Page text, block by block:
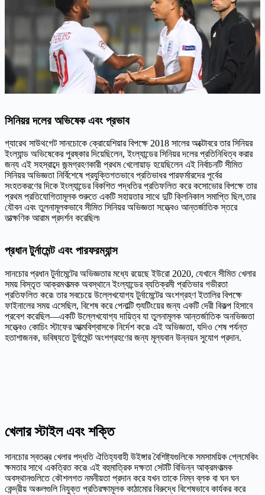
সিনিয়র দলের অভিষেক এবং প্রভাব
গ্যারেথ সাউথগেট সানচোকে ক্রোয়েশিয়ার বিপক্ষে 2018 সালের অক্টোবরে তার সিনিয়র
ইংল্যান্ড অভিষেকের পুরষ্কার দিয়েছিলেন, ইংল্যান্ডের সিনিয়র দলের প্রতিনিধিত্ব করার
জন্য এই সহস্রাব্দে জন্মগ্রহণকারী প্রথম খেলোয়াড় হয়েছিলেন এই নির্বাচনটি সীমিত
সিনিয়র অভিজ্ঞতা নির্বিশেষে প্রযুক্তিগতভাবে প্রতিভাধর পারফর্মারদের পূর্বের
সংহতকরণের দিকে ইংল্যান্ডের বিকশিত পদ্ধতির প্রতিফলিত করে কসোভোর বিপক্ষে তার
প্রথম প্রতিযোগিতামূলক শুরুতে একটি সহায়তার সাথে দুটি ক্লিনিকাল সমাপ্তি ছিল,তার
যৌবন এবং তুলনামূলকভাবে সীমিত সিনিয়র অভিজ্ঞতা সত্ত্বেও আন্তর্জাতিক স্তরে
তাত্ক্ষণিক আরাম প্রদর্শন করেছিল৷
প্রধান টুর্নামেন্ট এবং পারফরম্যান্স
সানচোর প্রধান টুর্নামেন্টের অভিজ্ঞতার মধ্যে রয়েছে ইউরো 2020, যেখানে সীমিত খেলার
সময় বিস্তৃত আক্রমণাত্মক অবস্থানে ইংল্যান্ডের ব্যতিক্রমী প্রতিভার গভীরতা
প্রতিফলিত করে৷ তার সবচেয়ে উল্লেখযোগ্য টুর্নামেন্টের অংশগ্রহণ ইতালির বিপক্ষে
ফাইনালের সময় এসেছিল, বিশেষ করে পেনাল্টি শ্যুটিংয়ের জন্য একটি দেরী বিকল্প হিসাবে
প্রবেশ করেছিল—একটি উল্লেখযোগ্য দায়িত্ব যা তুলনামূলক আন্তর্জাতিক অনভিজ্ঞতা
সত্ত্বেও কোচিং স্টাফের আত্মবিশ্বাসকে নির্দেশ করে৷ এই অভিজ্ঞতা, যদিও শেষ পর্যন্ত
হতাশাজনক, ভবিষ্যতে টুর্নামেন্ট অংশগ্রহণের জন্য মূল্যবান উন্নয়ন সুযোগ প্রদান.
খেলার স্টাইল এবং শক্তি
সানচোর স্বতন্ত্র খেলার পদ্ধতি ঐতিহ্যবাহী উইঙ্গার বৈশিষ্ট্যগুলিকে সমসাময়িক প্লেমেকিং
ক্ষমতার সাথে একত্রিত করে৷ এই বহুমাত্রিক দক্ষতা সেটটি বিভিন্ন আক্রমণাত্মক
অবস্থানগুলিতে কৌশলগত নমনীয়তা প্রদান করে যখন তাকে নিম্ন ব্লক বা ঘন ঘন
কেন্দ্রীয় অঞ্চলগুলি নিযুক্ত প্রতিরক্ষামূলক কাঠামোর বিরুদ্ধে বিশেষভাবে কার্যকর করে